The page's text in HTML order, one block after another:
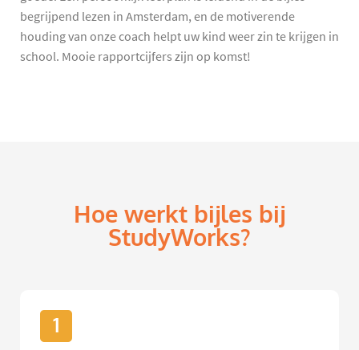
begrijpend lezen in Amsterdam, en de motiverende
houding van onze coach helpt uw kind weer zin te krijgen in
school. Mooie rapportcijfers zijn op komst!
Hoe werkt bijles bij
StudyWorks?
1